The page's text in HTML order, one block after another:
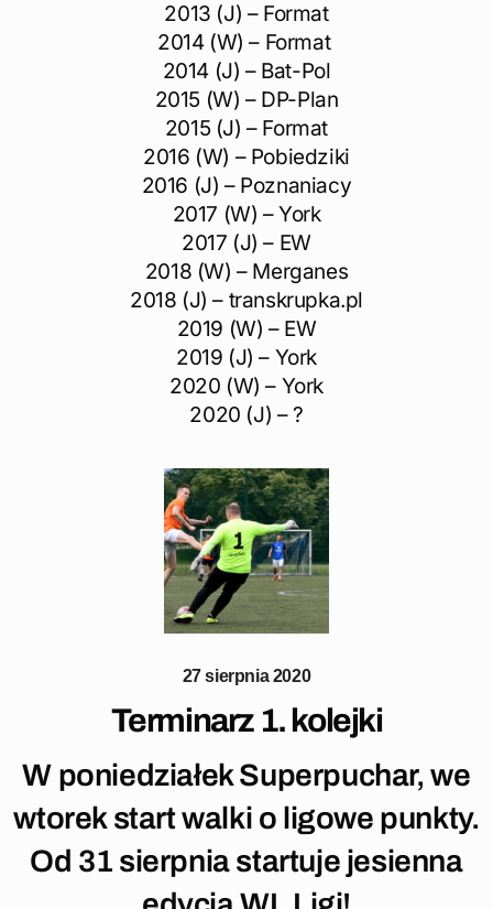
2013 (J) – Format
2014 (W) – Format
2014 (J) – Bat-Pol
2015 (W) – DP-Plan
2015 (J) – Format
2016 (W) – Pobiedziki
2016 (J) – Poznaniacy
2017 (W) – York
2017 (J) – EW
2018 (W) – Merganes
2018 (J) – transkrupka.pl
2019 (W) – EW
2019 (J) – York
2020 (W) – York
2020 (J) – ?
27 sierpnia 2020
Terminarz 1. kolejki
W poniedziałek Superpuchar, we
wtorek start walki o ligowe punkty.
Od 31 sierpnia startuje jesienna